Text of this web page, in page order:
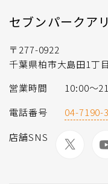
セブンパークア
〒277-0922
千葉県柏市大島田1丁
営業時間
10:00～
電話番号
04-7190-
店舗SNS